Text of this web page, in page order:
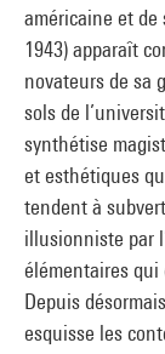
américaine et
1943) apparaît
novateurs de sa
sols de
synthétise
et esthétiques
tendent à
illusionniste par
élémentaires qui
Depuis
esquisse les